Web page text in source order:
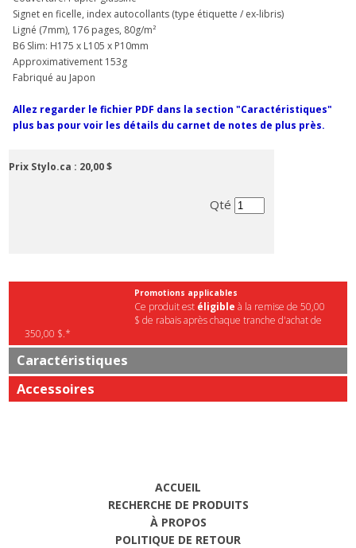
Signet en ficelle, index autocollants (type étiquette / ex-libris)
Ligné (7mm), 176 pages, 80g/m²
B6 Slim: H175 x L105 x P10mm
Approximativement 153g
Fabriqué au Japon
Allez regarder le fichier PDF dans la section "Caractéristiques"
plus bas pour voir les détails du carnet de notes de plus près.
Prix Stylo.ca : 20,00 $
Qté
Promotions applicables
Ce produit est éligible à la remise de 50,00
$ de rabais après chaque tranche d'achat de
350,00 $.*
Caractéristiques
Accessoires
ACCUEIL
RECHERCHE DE PRODUITS
À PROPOS
POLITIQUE DE RETOUR